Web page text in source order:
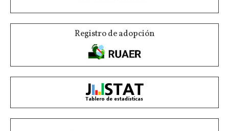
Registro de adopción